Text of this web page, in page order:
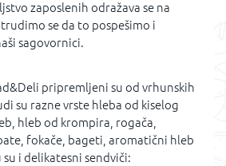
zaposlenih odražava se na
se da to pospešimo i
sagovornici.
pripremljeni su od vrhunskih
su razne vrste hleba od kiselog
hleb od krompira, rogača,
fokače, bageti, aromatični hleb
i delikatesni sendviči: